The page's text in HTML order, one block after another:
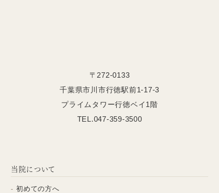
〒272-0133
千葉県市川市行徳駅前1-17-3
プライムタワー行徳ベイ1階
TEL.047-359-3500
当院について
初めての方へ